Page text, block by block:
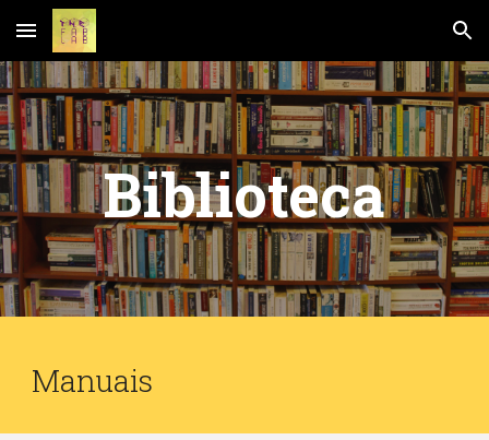
Skip to main content Skip to navigation
Biblioteca
Manuais